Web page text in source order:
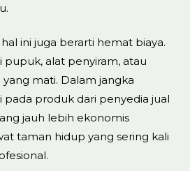
ini juga berarti hemat biaya.
alat penyiram, atau
mati. Dalam jangka
pada produk dari penyedia jual
jauh lebih ekonomis
taman hidup yang sering kali